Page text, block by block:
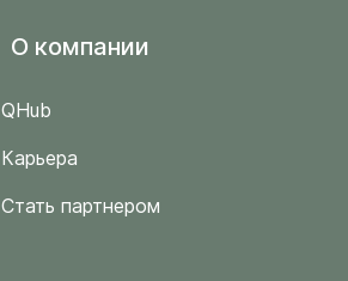
O компании
QHub
Карьера
Стать партнером